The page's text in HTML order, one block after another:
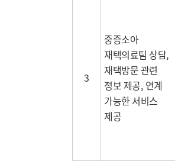
3
중증소아
재택의료팀 상담,
재택방문 관련
정보 제공, 연계
가능한 서비스
제공